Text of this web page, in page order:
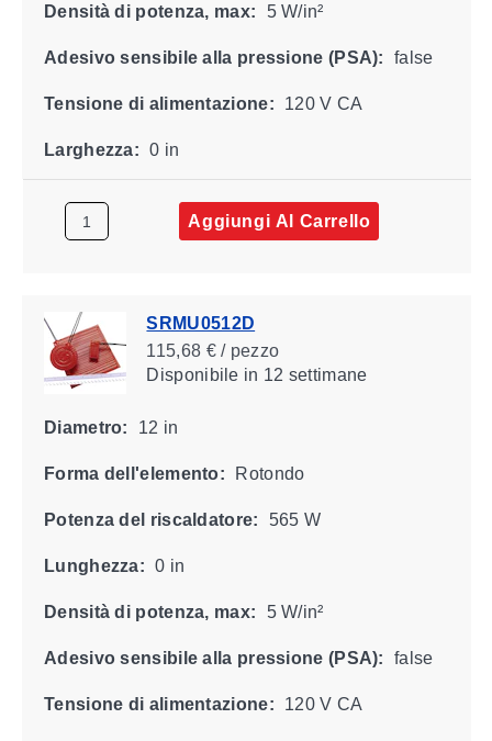
Densità di potenza, max: 5 W/in²
Adesivo sensibile alla pressione (PSA): false
Tensione di alimentazione: 120 V CA
Larghezza: 0 in
Aggiungi Al Carrello
SRMU0512D
115,68 € / pezzo
Disponibile in 12 settimane
Diametro: 12 in
Forma dell'elemento: Rotondo
Potenza del riscaldatore: 565 W
Lunghezza: 0 in
Densità di potenza, max: 5 W/in²
Adesivo sensibile alla pressione (PSA): false
Tensione di alimentazione: 120 V CA